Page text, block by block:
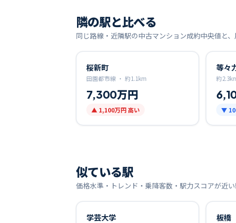
隣の駅と比べる
同じ路線・近隣駅の中古マンション成約中央値と、
桜新町
田園都市線 ・ 約1.1km
7,300万円
▲ 1,100万円高い
等々
約2.3
▼
似ている駅
価格水準・トレンド・乗降客数・駅力スコアが近い
学芸大学 板橋